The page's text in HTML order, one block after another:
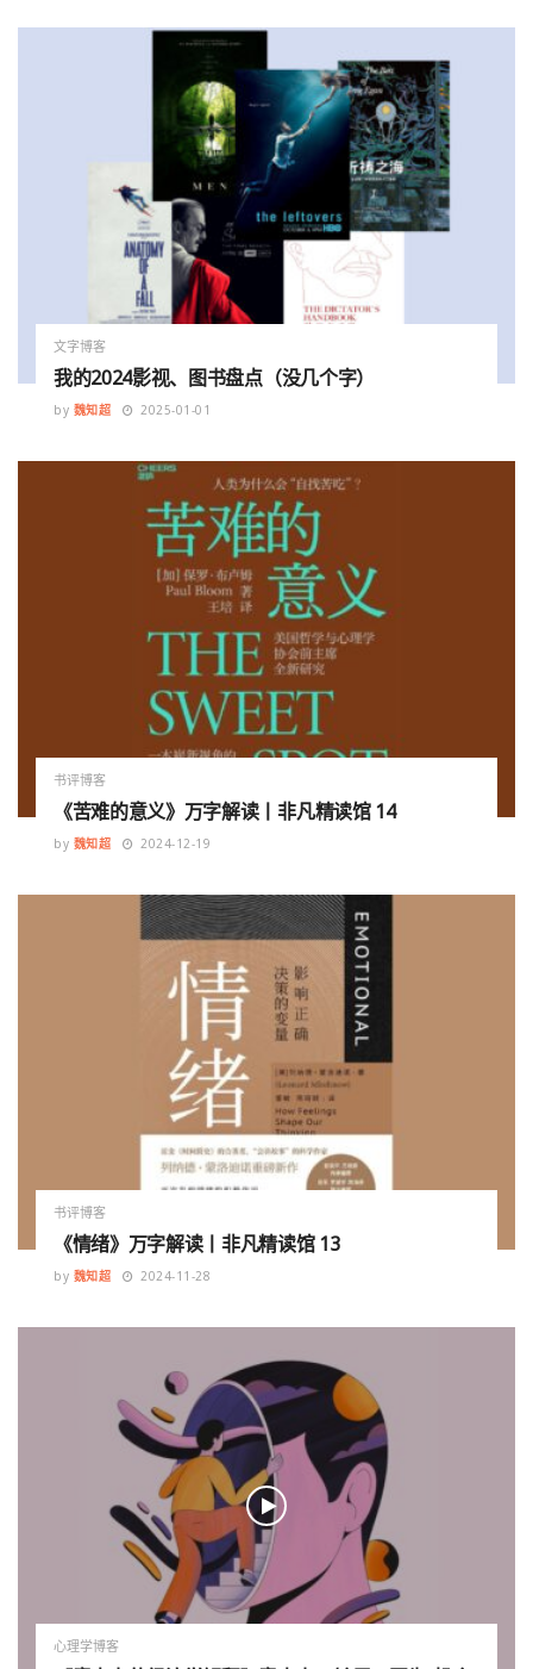
文字博客
我的2024影视、图书盘点（没几个字）
by 魏知超 2025-01-01
书评博客
《苦难的意义》万字解读丨非凡精读馆 14
by 魏知超 2024-12-19
书评博客
《情绪》万字解读丨非凡精读馆 13
by 魏知超 2024-11-28
心理学博客